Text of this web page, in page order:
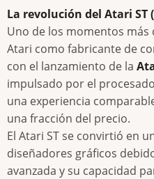
La revolución del Atari ST
Uno de los momentos
Atari como fabricante de
con el lanzamiento de la
impulsado por el
una experiencia
una fracción del precio.
El Atari ST se convirtió en
diseñadores gráficos
avanzada y su capacidad